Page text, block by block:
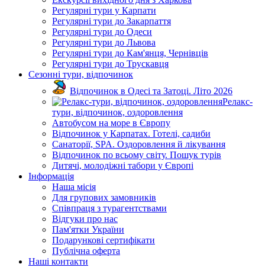
Регулярні тури у Карпати
Регулярні тури до Закарпаття
Регулярні тури до Одеси
Регулярні тури до Львова
Регулярні тури до Кам'янця, Чернівців
Регулярні тури до Трускавця
Сезонні тури, відпочинок
Відпочинок в Одесі та Затоці. Літо 2026
Релакс-
тури, відпочинок, оздоровлення
Автобусом на море в Європу
Відпочинок у Карпатах. Готелі, садиби
Санаторії, SPA. Оздоровлення й лікування
Відпочинок по всьому світу. Пошук турів
Дитячі, молодіжні табори у Європі
Інформація
Наша місія
Для групових замовників
Співпраця з турагентствами
Відгуки про нас
Пам'ятки України
Подарункові сертифікати
Публічна оферта
Наші контакти